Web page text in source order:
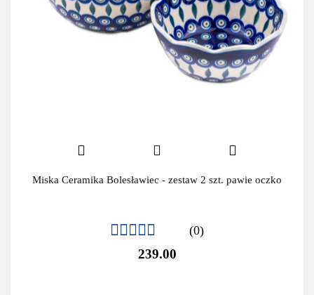
Miska Ceramika Bolesławiec - zestaw 2 szt. pawie oczko
(0)
239.00